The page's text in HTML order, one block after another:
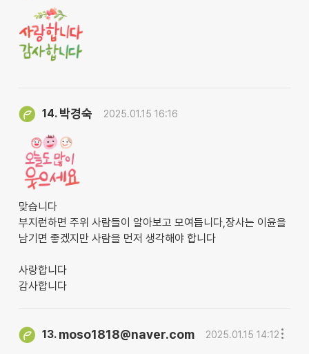
14. 박경숙 2025.01.15 16:16
맞습니다
부지런하면 주위 사람들이 알아보고 모여듭니다,장사는 이윤을
남기면 좋겠지만 사람을 먼저 생각해야 합니다
사랑합니다
감사합니다
13. moso1818@naver.com 2025.01.15 14:12